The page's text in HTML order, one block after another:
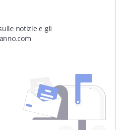
notizie e gli